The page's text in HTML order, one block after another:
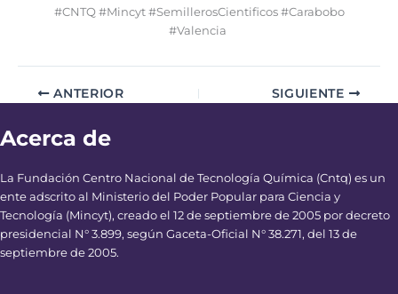
#CNTQ #Mincyt #SemillerosCientificos #Carabobo
#Valencia
ANTERIOR SIGUIENTE
Acerca de
La Fundación Centro Nacional de Tecnología Química (Cntq) es un
ente adscrito al Ministerio del Poder Popular para Ciencia y
Tecnología (Mincyt), creado el 12 de septiembre de 2005 por decreto
presidencial N° 3.899, según Gaceta-Oficial N° 38.271, del 13 de
septiembre de 2005.